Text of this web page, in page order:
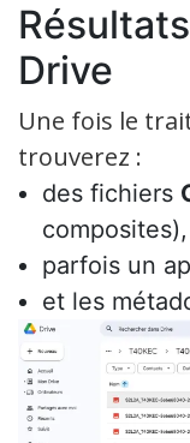
Drive
Une fois le
trouverez :
des fichiers
composites),
parfois un
et les